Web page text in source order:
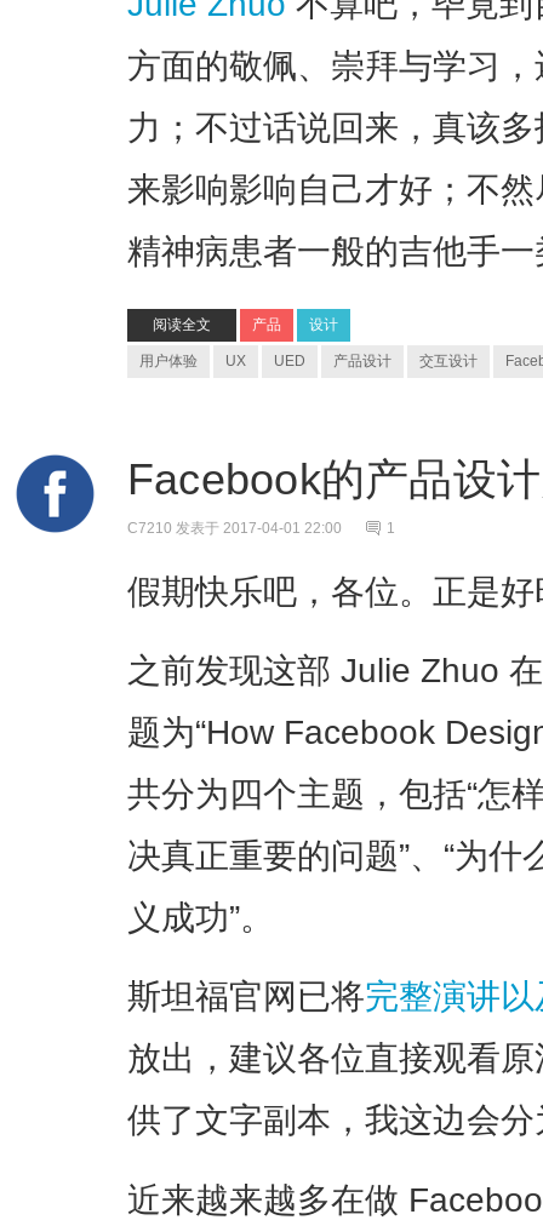
方面的敬佩、崇拜与学习
力；不过话说回来，真该
来影响影响自己才好；不
精神病患者一般的吉他手
阅读全文 产品 设计
用户体验 UX UED 产品设计 交互设计
Facebook的产品设
C7210 发表于 2017-04-01 22:00 1
假期快乐吧，各位。正是
之前发现这部 Julie Zhuo
题为“How Facebook
共分为四个主题，包括“怎
决真正重要的问题”、“为什
义成功”。
斯坦福官网已将完整演讲
放出，建议各位直接观看
供了文字副本，我这边会
近来越来越多在做